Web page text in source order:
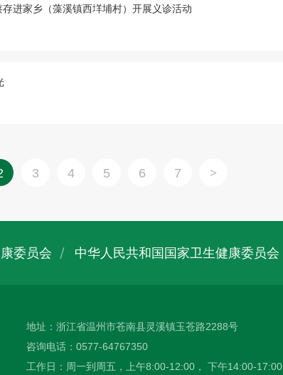
进家乡（藻溪镇西垟埔村）开展义诊活动
3 4 5 6 7
委员会 中华人民共和国国家卫生健康委员会
地址：浙江省温州市苍南县灵溪镇玉苍路2288号
咨询电话：0577-64767350
工作日：周一到周五，上午8:00-12:00， 下午14:00-17:00